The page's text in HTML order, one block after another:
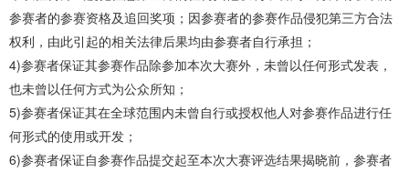
参赛者的参赛资格及追回奖项；因参赛者的参赛作品侵犯第三方合法
权利，由此引起的相关法律后果均由参赛者自行承担；
4)参赛者保证其参赛作品除参加本次大赛外，未曾以任何形式发表，
也未曾以任何方式为公众所知；
5)参赛者保证其在全球范围内未曾自行或授权他人对参赛作品进行任
何形式的使用或开发；
6)参赛者保证自参赛作品提交起至本次大赛评选结果揭晓前，参赛者